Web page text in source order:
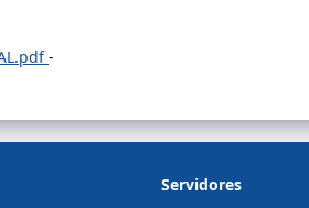
-
Servidores